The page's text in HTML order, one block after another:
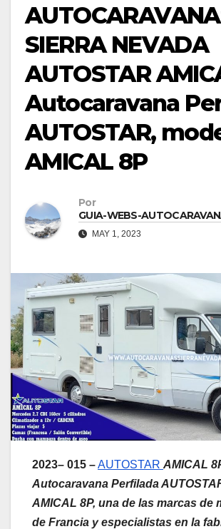
SIERRA NEVADA
AUTOSTAR
Autocaravana
AUTOSTAR,
AMICAL 8P
Por
GUIA-WEBS-
MAY 1, 2023
2023– 015 –AUTOSTAR AMICAL
Autocaravana Perfilada
AMICAL 8P, una de las marcas de
de Francia y especialistas en la